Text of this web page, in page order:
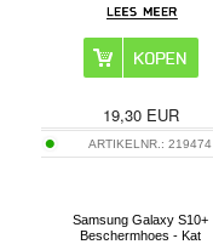
19,30EUR
ARTIKELNR.: 219474
Samsung Galaxy S10+
Beschermhoes - Kat